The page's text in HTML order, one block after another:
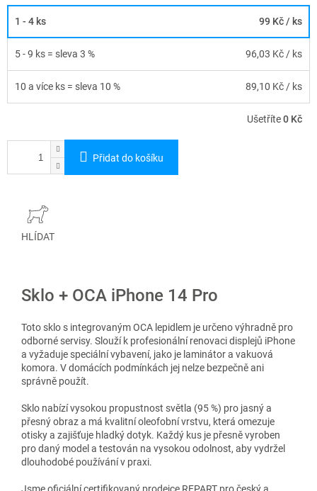
1 - 4 ks 99 Kč/ ks
5 - 9 ks = sleva 3 % 96,03 Kč/ ks
10 a více ks = sleva 10 % 89,10 Kč/ ks
Ušetříte0 Kč
Přidat do košíku
HLÍDAT
Sklo + OCA iPhone 14 Pro
Toto sklo s integrovaným OCA lepidlem je určeno výhradně pro
odborné servisy. Slouží k profesionální renovaci displejů iPhone
a vyžaduje speciální vybavení, jako je laminátor a vakuová
komora. V domácích podmínkách jej nelze bezpečně ani
správně použít.
Sklo nabízí vysokou propustnost světla (95 %) pro jasný a
přesný obraz a má kvalitní oleofobní vrstvu, která omezuje
otisky a zajišťuje hladký dotyk. Každý kus je přesně vyroben
pro daný model a testován na vysokou odolnost, aby vydržel
dlouhodobé používání v praxi.